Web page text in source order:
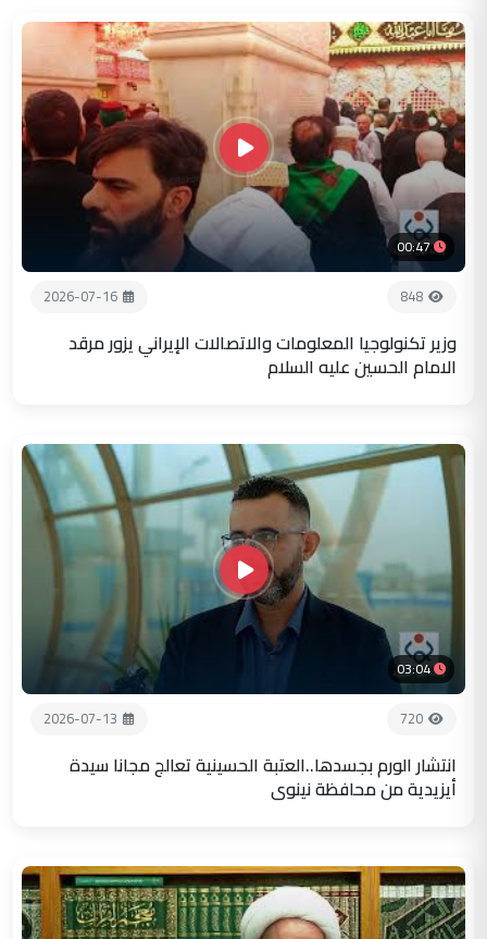
00:47
848
2026-07-16
وزير تكنولوجيا المعلومات والاتصالات الإيراني يزور مرقد
الامام الحسين عليه السلام
03:04
720
2026-07-13
انتشار الورم بجسدها..العتبة الحسينية تعالج مجانا سيدة
أيزيدية من محافظة نينوى